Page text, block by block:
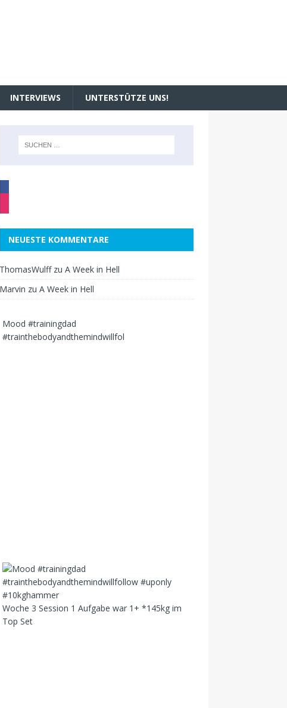
INTERVIEWS UNTERSTÜTZE UNS!
NEUESTE KOMMENTARE
ThomasWulffzu A Week in Hell
Marvin zu A Week in Hell
Mood #trainingdad
#trainthebodyandthemindwillfol
Woche 3 Session 1 Aufgabe war 1+ *145kg im
Top Set